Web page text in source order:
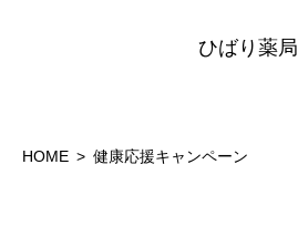
ひばり薬局
HOME 健康応援キャンペーン